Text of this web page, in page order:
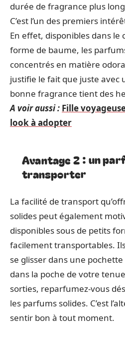
durée de fragrance plus
C’est l’un des premiers
En effet, disponibles dans le
forme de baume, les
concentrés en matière
justifie le fait que juste avec
bonne fragrance tient des
A voir aussi : Fille
look à adopter
Avantage 2 : un
transporter
La facilité de transport
solides peut également
disponibles sous de petits
facilement transportables.
se glisser dans une
dans la poche de votre
sorties, reparfumez-vous
les parfums solides. C’est
sentir bon à tout moment.